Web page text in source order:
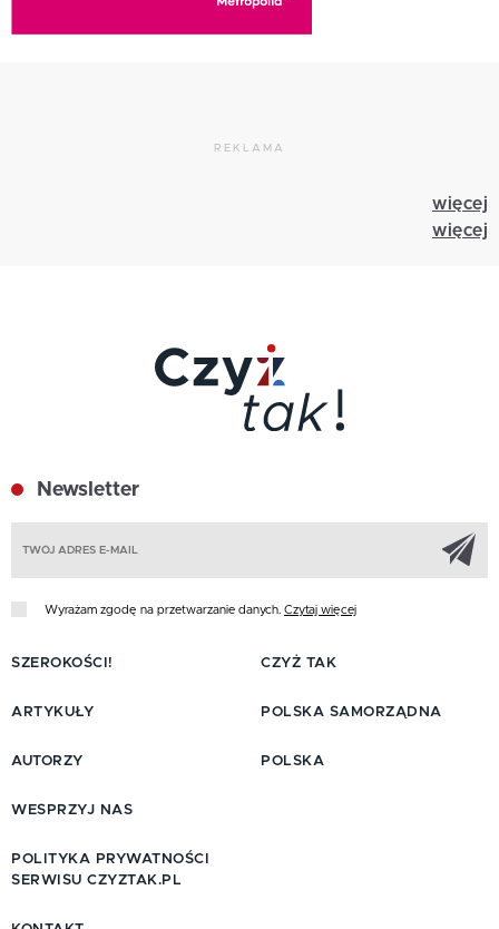
REKLAMA
więcej
więcej
Newsletter
Wyrażam zgodę na przetwarzanie danych. Czytaj więcej
SZEROKOŚCI!
ARTYKUŁY
AUTORZY
CZYŻ TAK
POLSKA SAMORZĄDNA
POLSKA
WESPRZYJ NAS
POLITYKA PRYWATNOŚCI
SERWISU CZYZTAK.PL